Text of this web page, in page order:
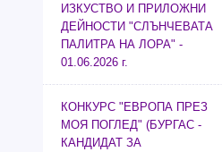
ИЗКУСТВО И ПРИЛОЖНИ
ДЕЙНОСТИ "СЛЪНЧЕВАТА
ПАЛИТРА НА ЛОРА" -
01.06.2026 г.
КОНКУРС "ЕВРОПА ПРЕЗ
МОЯ ПОГЛЕД" (БУРГАС -
КАНДИДАТ ЗА